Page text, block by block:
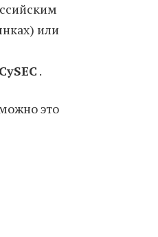
или
CySEC .
это